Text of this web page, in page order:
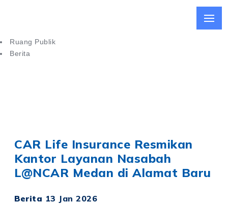
Ruang Publik
Berita
CAR Life Insurance Resmikan
Kantor Layanan Nasabah
L@NCAR Medan di Alamat Baru
Berita 13 Jan 2026